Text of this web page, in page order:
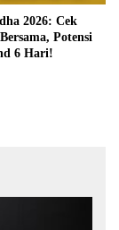
2026: Cek
Potensi
6 Hari!